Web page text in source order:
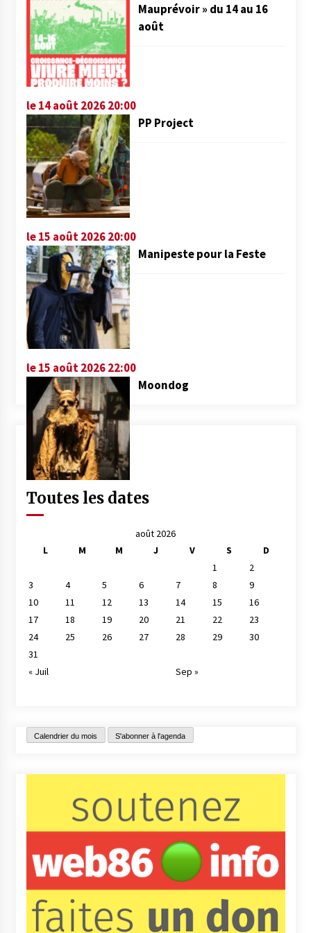
Mauprévoir » du 14 au 16
août
le 14 août 2026 20:00
PP Project
le 15 août 2026 20:00
Manipeste pour la Feste
le 15 août 2026 22:00
Moondog
Toutes les dates
août 2026
L
M M J V S
D
1
2
3
4 5 6 7 8
9
10
11 12 13 14 15
16
17
18 19 20 21 22
23
24
25 26 27 28 29
30
31
« Juil
Sep »
Calendrier du mois S'abonner à l'agenda